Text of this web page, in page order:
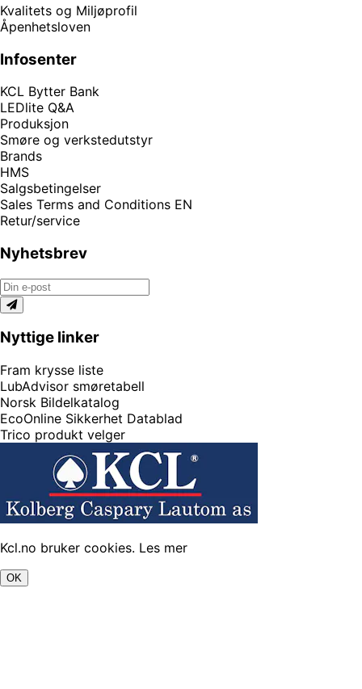
Kvalitets og Miljøprofil
Åpenhetsloven
Infosenter
KCL Bytter Bank
LEDlite Q&A
Produksjon
Smøre og verkstedutstyr
Brands
HMS
Salgsbetingelser
Sales Terms and Conditions EN
Retur/service
Nyhetsbrev
Nyttige linker
Fram krysse liste
LubAdvisor smøretabell
Norsk Bildelkatalog
EcoOnline Sikkerhet Datablad
Trico produkt velger
Kcl.no bruker cookies. Les mer
OK